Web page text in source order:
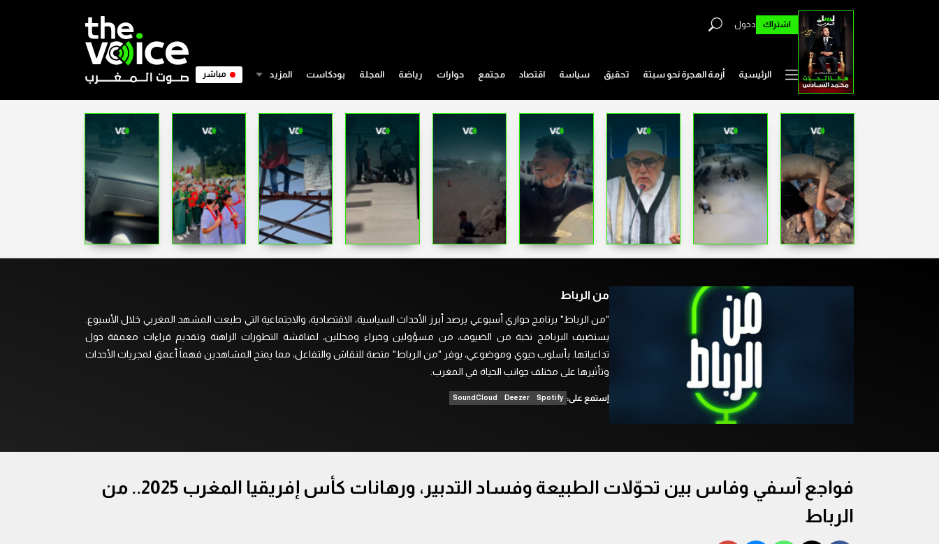
اشتراك دخول
الرئيسية أزمة الهجرة نحو سبتة تحقيق سياسة اقتصاد مجتمع حوارات رياضة المجلة بودكاست المزيد مباشر
من الرباط
"من الرباط" برنامج حواري أسبوعي يرصد أبرز الأحداث السياسية، الاقتصادية، والاجتماعية التي طبعت المشهد المغربي خلال الأسبوع.
يستضيف البرنامج نخبة من الضيوف، من مسؤولين وخبراء ومحللين، لمناقشة التطورات الراهنة وتقديم قراءات معمقة حول
تداعياتها. بأسلوب حيوي وموضوعي، يوفر "من الرباط" منصة للنقاش والتفاعل، مما يمنح المشاهدين فهماً أعمق لمجريات الأحداث
وتأثيرها على مختلف جوانب الحياة في المغرب.
إستمع على: Spotify
Deezer
SoundCloud
فواجع آسفي وفاس بين تحوّلات الطبيعة وفساد التدبير، ورهانات كأس إفريقيا المغرب 2025.. من
الرباط